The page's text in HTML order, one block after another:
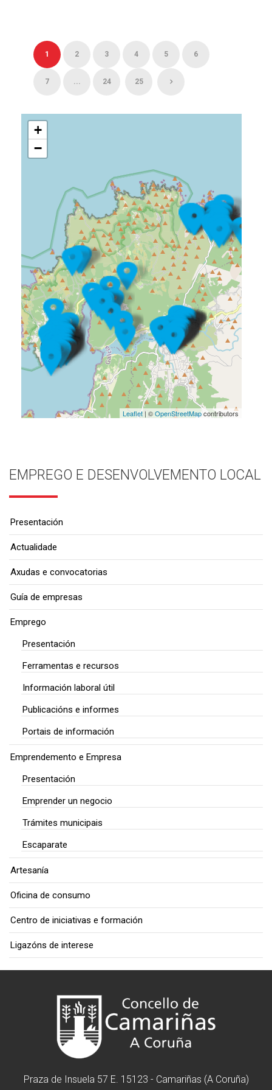
1 2 3 4 5 6
7 ... 24 25
+
−
Leaflet| ©OpenStreetMapcontributors
EMPREGO E DESENVOLVEMENTO LOCAL
Presentación
Actualidade
Axudas e convocatorias
Guía de empresas
Emprego
Presentación
Ferramentas e recursos
Información laboral útil
Publicacións e informes
Portais de información
Emprendemento e Empresa
Presentación
Emprender un negocio
Trámites municipais
Escaparate
Artesanía
Oficina de consumo
Centro de iniciativas e formación
Ligazóns de interese
Praza de Insuela 57 E. 15123 - Camariñas (A Coruña)